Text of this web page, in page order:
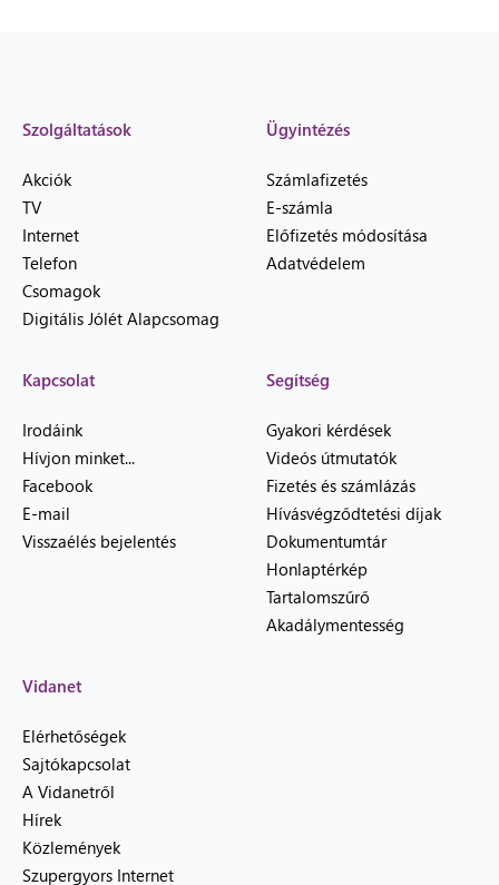
Szolgáltatások
Akciók
TV
Internet
Telefon
Csomagok
Digitális Jólét Alapcsomag
Ügyintézés
Számlafizetés
E-számla
Előfizetés módosítása
Adatvédelem
Kapcsolat
Irodáink
Hívjon minket...
Facebook
E-mail
Visszaélés bejelentés
Segítség
Gyakori kérdések
Videós útmutatók
Fizetés és számlázás
Hívásvégződtetési díjak
Dokumentumtár
Honlaptérkép
Tartalomszűrő
Akadálymentesség
Vidanet
Elérhetőségek
Sajtókapcsolat
A Vidanetről
Hírek
Közlemények
Szupergyors Internet